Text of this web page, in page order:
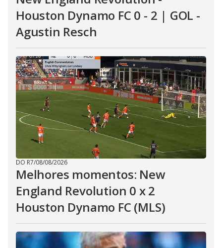
Houston Dynamo FC 0 - 2 | GOL -
Agustin Resch
DO R7/08/08/2026
Melhores momentos: New
England Revolution 0 x 2
Houston Dynamo FC (MLS)